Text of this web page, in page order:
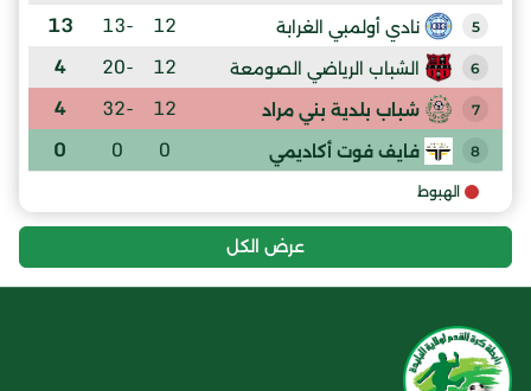
5 نادي أولمبي الغرابة 12
-13
13
6 الشباب الرياضي الصومعة 12
-20
4
7 شباب بلدية بني مراد 12
-32
4
8 فايف فوت أكاديمي 0
0
0
الهبوط
عرض الكل